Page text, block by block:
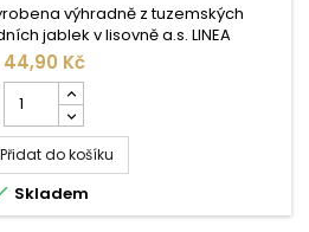
výhradně z tuzemských
jablek v lisovně a.s. LINEA
chuť, aroma a nazlátlá barva šťávy
tradice a zkušeností výrobce.
jablka vylisujeme a připravíme
sběru jablek je celoroční
ve formě jablečného...
44,90 Kč
kusů
produktu
Hello
jablko
100%
1l
Přidat do košíku
Skladem